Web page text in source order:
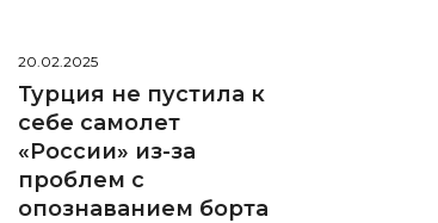
20.02.2025
Турция не пустила к
себе самолет
«России» из-за
проблем с
опознаванием борта